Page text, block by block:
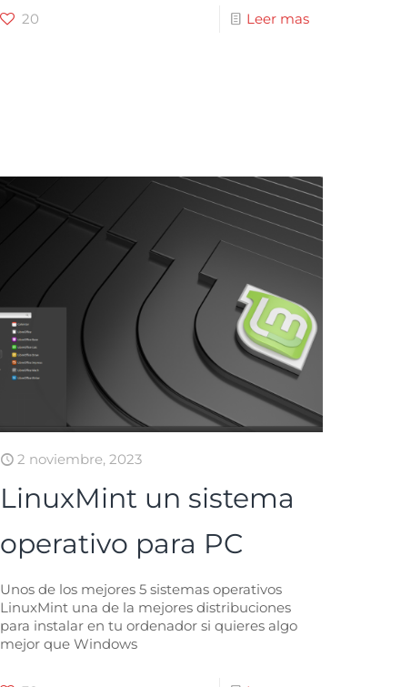
20 Leer mas
2 noviembre, 2023
LinuxMint un sistema
operativo para PC
Unos de los mejores 5 sistemas operativos
LinuxMint una de la mejores distribuciones
para instalar en tu ordenador si quieres algo
mejor que Windows